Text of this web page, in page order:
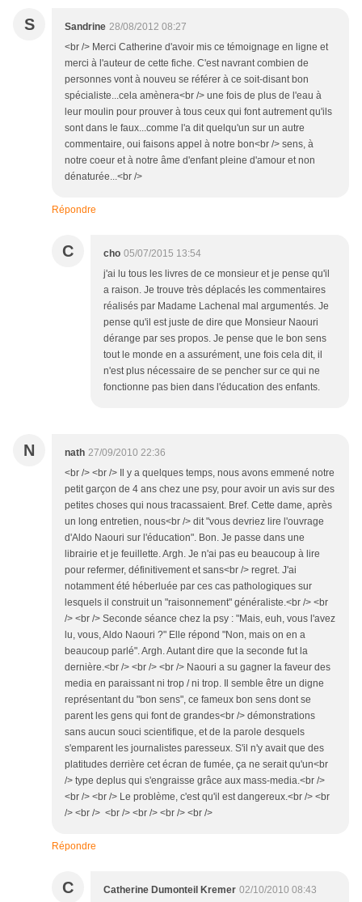
S Sandrine 28/08/2012 08:27
<br /> Merci Catherine d'avoir mis ce témoignage en ligne et
merci à l'auteur de cette fiche. C'est navrant combien de
personnes vont à nouveu se référer à ce soit-disant bon
spécialiste...cela amènera<br /> une fois de plus de l'eau à
leur moulin pour prouver à tous ceux qui font autrement qu'ils
sont dans le faux...comme l'a dit quelqu'un sur un autre
commentaire, oui faisons appel à notre bon<br /> sens, à
notre coeur et à notre âme d'enfant pleine d'amour et non
dénaturée...<br />
Répondre
C cho 05/07/2015 13:54
j'ai lu tous les livres de ce monsieur et je pense qu'il
a raison. Je trouve très déplacés les commentaires
réalisés par Madame Lachenal mal argumentés. Je
pense qu'il est juste de dire que Monsieur Naouri
dérange par ses propos. Je pense que le bon sens
tout le monde en a assurément, une fois cela dit, il
n'est plus nécessaire de se pencher sur ce qui ne
fonctionne pas bien dans l'éducation des enfants.
N nath 27/09/2010 22:36
<br /> <br /> Il y a quelques temps, nous avons emmené notre
petit garçon de 4 ans chez une psy, pour avoir un avis sur des
petites choses qui nous tracassaient. Bref. Cette dame, après
un long entretien, nous<br /> dit "vous devriez lire l'ouvrage
d'Aldo Naouri sur l'éducation". Bon. Je passe dans une
librairie et je feuillette. Argh. Je n'ai pas eu beaucoup à lire
pour refermer, définitivement et sans<br /> regret. J'ai
notamment été héberluée par ces cas pathologiques sur
lesquels il construit un "raisonnement" généraliste.<br /> <br
/> <br /> Seconde séance chez la psy : "Mais, euh, vous l'avez
lu, vous, Aldo Naouri ?" Elle répond "Non, mais on en a
beaucoup parlé". Argh. Autant dire que la seconde fut la
dernière.<br /> <br /> <br /> Naouri a su gagner la faveur des
media en paraissant ni trop / ni trop. Il semble être un digne
représentant du "bon sens", ce fameux bon sens dont se
parent les gens qui font de grandes<br /> démonstrations
sans aucun souci scientifique, et de la parole desquels
s'emparent les journalistes paresseux. S'il n'y avait que des
platitudes derrière cet écran de fumée, ça ne serait qu'un<br
/> type deplus qui s'engraisse grâce aux mass-media.<br />
<br /> <br /> Le problème, c'est qu'il est dangereux.<br /> <br
/> <br /> <br /> <br /> <br /> <br />
Répondre
C Catherine Dumonteil Kremer 02/10/2010 08:43